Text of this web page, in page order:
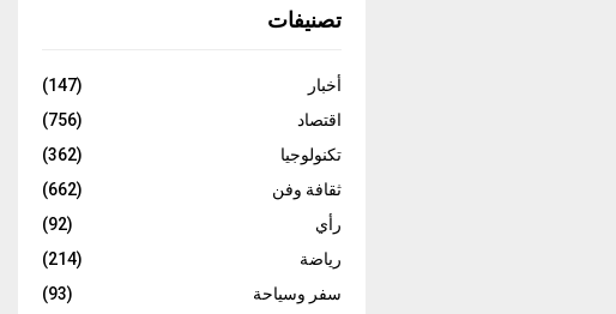
تصنيفات
أخبار
(147)
اقتصاد
(756)
تكنولوجيا
(362)
ثقافة وفن
(662)
رأي
(92)
رياضة
(214)
سفر وسياحة
(93)